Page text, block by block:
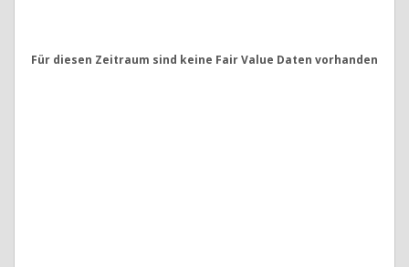
Für diesen Zeitraum sind keine Fair Value Daten vorhanden